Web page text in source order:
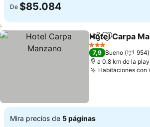
De $85.084
CompartirAgregar a
Hotel Carpa
3 Estrellas
7,9 Bueno
954
a 0.8 km de la
Habitaciones con
Mira precios de 5 páginas